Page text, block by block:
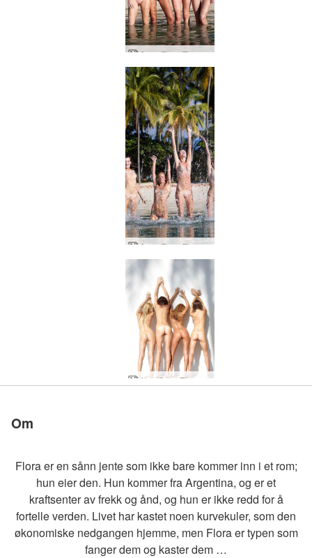
Coxy Flora Thea Zaika våte kropper
Coxy Flora Thea Zaika stor splash
Alya Coxy Flora Thea Zaika tropisk studioPetter backstage Thailand av AllyCoxyFloraTheaZaikaNakedWorkout
Coxy Flora Thea Zaika bikinikampCoxy Flora Thea Zaika refleksjoner av Alya
Alya Coxy Flora Thea Zaika utendørs studioFlora Thea Zaika dobbeltsyn av Alya
Coxy Flora Thea Zaika sandstrand
Alya Coxy Flora Thea Zaika skulpturerAlya Coxy Flora Thea Zaika fotosession
Om
Flora er en sånn jente som ikke bare kommer inn i et rom;
hun eier den. Hun kommer fra Argentina, og er et
kraftsenter av frekk og ånd, og hun er ikke redd for å
fortelle verden. Livet har kastet noen kurvekuler, som den
økonomiske nedgangen hjemme, men Flora er typen som
fanger dem og kaster dem …